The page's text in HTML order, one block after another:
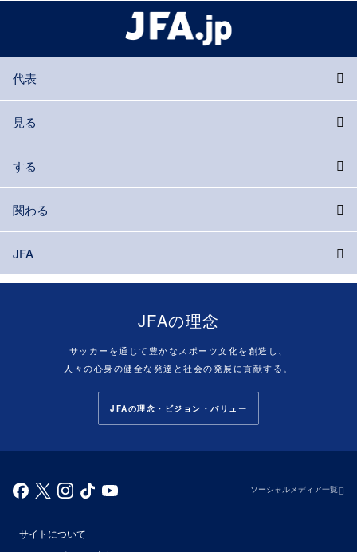
代表
見る
する
関わる
JFA
JFAの理念
サッカーを通じて豊かなスポーツ文化を創造し、
人々の心身の健全な発達と社会の発展に貢献する。
JFAの理念・ビジョン・バリュー
ソーシャルメディア一覧
サイトについて